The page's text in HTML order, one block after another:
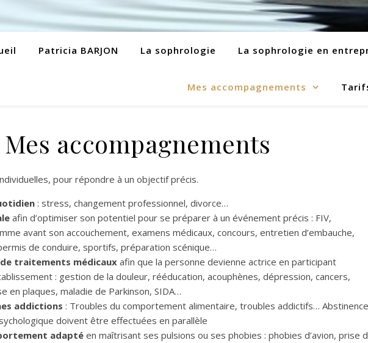
Patricia BARJON La sophrologie La sophrologie en
Mes accompagnements
Mes accompagnements
pour répondre à un objectif précis.
: stress, changement professionnel, divorce…
afin d’optimiser son potentiel pour se préparer à un événement précis : FIV,
avant son accouchement, examens médicaux, concours, entretien d’embauche,
de conduire, sportifs, préparation scénique…
traitements médicaux afin que la personne devienne actrice en participant
: gestion de la douleur, rééducation, acouphènes, dépression, cancers,
en plaques, maladie de Parkinson, SIDA…
addictions : Troubles du comportement alimentaire, troubles addictifs… Abstinence
doivent être effectuées en parallèle
adapté en maîtrisant ses pulsions ou ses phobies : phobies d’avion, prise